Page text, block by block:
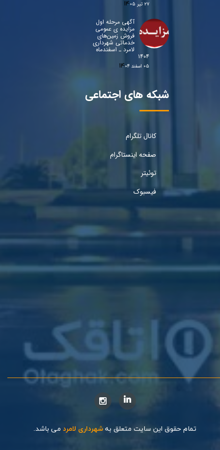
۲۷ تیر ۰۵
آگهی مرحله اول
مزایده ی عمومی
فروش زمین‌های
خدماتی شهرداری
لامرد ـ اسفندماه
۱۴۰۴
۰۵ اسفند ۰۴
شبکه های اجتماعی
کانال تلگرام
صفحه اینستاگرام
توئیتر
فیسبوک
تمام حقوق این سایت متعلق به شهرداری لامرد می باشد.